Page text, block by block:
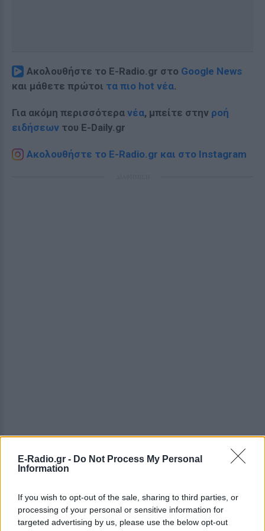
E-Radio.gr - Do Not Process My Personal
Information
If you wish to opt-out of the sale, sharing to third parties, or
processing of your personal or sensitive information for
targeted advertising by us, please use the below opt-out
Ακολουθήστε το E-Radio.gr στο Google News
και μάθετε πρώτοι τα πιο hot νέα.
Για ακόμη περισσότερα νέα, μπείτε στην ροή
ειδήσεων του E-Daily.gr
Ακολουθήστε το E-Radio.gr και στο Instagram
ΔΕΙΤΕ ΕΠΙΣΗΣ
ΣΤΗΝ ΙΔΙΑ ΚΑΤΗΓΟΡΙΑ
«Θέλω τον μπαμπά μου»: Το